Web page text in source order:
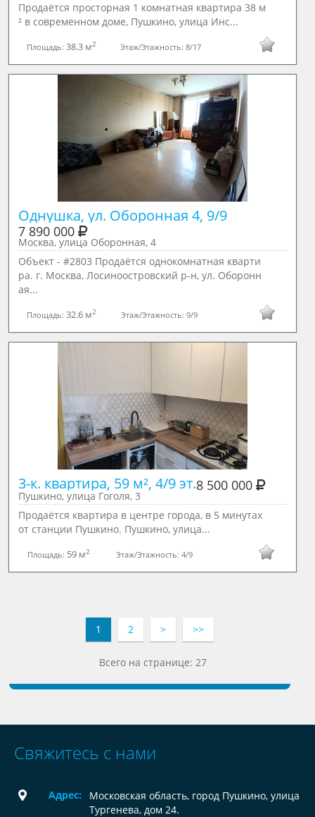
Продаётся просторная 1 комнатная квартира 38 м
² в современном доме, Пушкино, улица Инс...
Площадь: 38.3 м2 Этаж/Этажность: 8/17
Однушка, ул. Оборонная 4, 9/9
7 890 000
Москва, улица Оборонная, 4
Объект - #2803 Продаётся однокомнатная кварти
ра. г. Москва, Лосиноостровский р-н, ул. Оборонн
ая...
Площадь:32.6 м2 Этаж/Этажность:9/9
3-к. квартира, 59 м², 4/9 эт.8 500 000
Пушкино, улица Гоголя, 3
Продаётся квартира в центре города, в 5 минутах
от станции Пушкино. Пушкино, улица...
Площадь: 59 м2 Этаж/Этажность:4/9
1 2 > >>
Всего на странице: 27
Свяжитесь с нами
Адрес:
Московская область, город Пушкино, улица
Тургенева, дом 24.